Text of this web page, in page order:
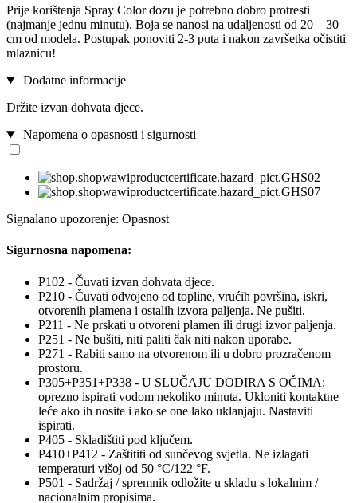
Prije korištenja Spray Color dozu je potrebno dobro protresti
(najmanje jednu minutu). Boja se nanosi na udaljenosti od 20 – 30
cm od modela. Postupak ponoviti 2-3 puta i nakon završetka očistiti
mlaznicu!
Dodatne informacije
Držite izvan dohvata djece.
Napomena o opasnosti i sigurnosti
Signalano upozorenje: Opasnost
Sigurnosna napomena:
P102 - Čuvati izvan dohvata djece.
P210 - Čuvati odvojeno od topline, vrućih površina, iskri,
otvorenih plamena i ostalih izvora paljenja. Ne pušiti.
P211 - Ne prskati u otvoreni plamen ili drugi izvor paljenja.
P251 - Ne bušiti, niti paliti čak niti nakon uporabe.
P271 - Rabiti samo na otvorenom ili u dobro prozračenom
prostoru.
P305+P351+P338 - U SLUČAJU DODIRA S OČIMA:
oprezno ispirati vodom nekoliko minuta. Ukloniti kontaktne
leće ako ih nosite i ako se one lako uklanjaju. Nastaviti
ispirati.
P405 - Skladištiti pod ključem.
P410+P412 - Zaštititi od sunčevog svjetla. Ne izlagati
temperaturi višoj od 50 °C/122 °F.
P501 - Sadržaj / spremnik odložite u skladu s lokalnim /
nacionalnim propisima.